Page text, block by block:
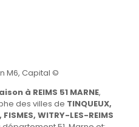
M6, Capital ©
à REIMS 51 MARNE,
des villes de TINQUEUX,
FISMES, WITRY-LES-REIMS